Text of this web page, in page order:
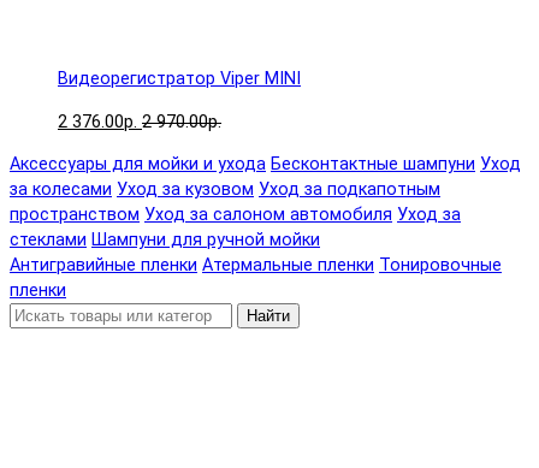
Видеорегистратор Viper MINI
2 376.00р. 2 970.00р.
Аксессуары для мойки и ухода Бесконтактные шампуни Уход
за колесами Уход за кузовом Уход за подкапотным
пространством Уход за салоном автомобиля Уход за
стеклами Шампуни для ручной мойки
Антигравийные пленки Атермальные пленки Тонировочные
пленки
Найти